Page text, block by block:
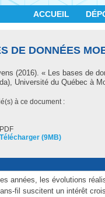
ACCUEIL
DE DONNÉES
(2016). « Les bases de
Université du Québec à
à ce document :
PDF
Télécharger (9MB)
années, les évolutions
fil suscitent un intérêt